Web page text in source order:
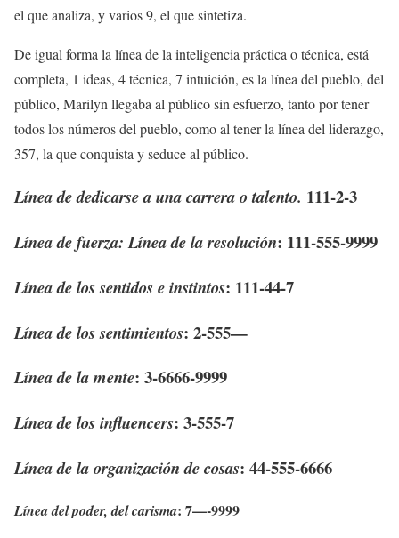
el que analiza, y varios 9, el que sintetiza.
De igual forma la línea de la inteligencia práctica o técnica, está
completa, 1 ideas, 4 técnica, 7 intuición, es la línea del pueblo, del
público, Marilyn llegaba al público sin esfuerzo, tanto por tener
todos los números del pueblo, como al tener la línea del liderazgo,
357, la que conquista y seduce al público.
Línea de dedicarse a una carrera o talento. 111-2-3
Línea de fuerza: Línea de la resolución: 111-555-9999
Línea de los sentidos e instintos: 111-44-7
Línea de los sentimientos: 2-555—
Línea de la mente: 3-6666-9999
Línea de los influencers: 3-555-7
Línea de la organización de cosas: 44-555-6666
Línea del poder, del carisma: 7—-9999